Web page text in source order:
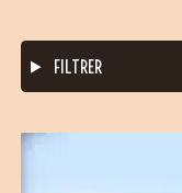
FILTRER